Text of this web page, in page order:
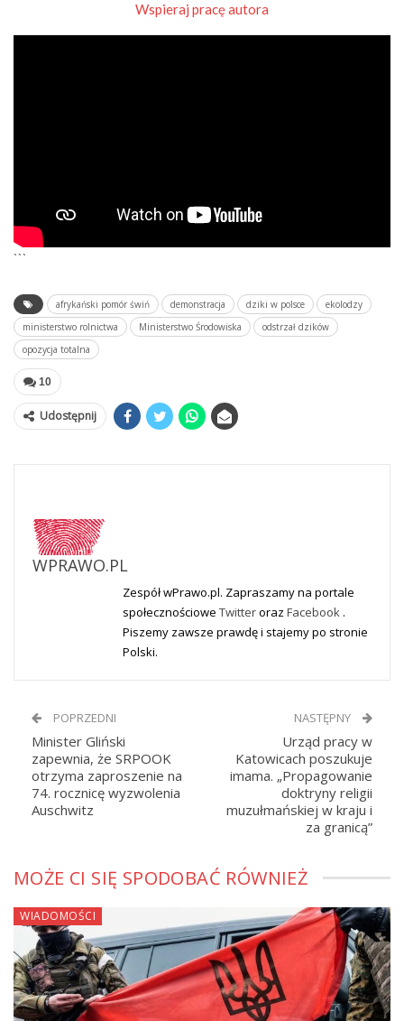
Wspieraj pracę autora
```
afrykański pomór świń demonstracja dziki w polsce
ekolodzy
ministerstwo rolnictwa
Ministerstwo Środowiska
odstrzał dzików
opozycja totalna
10
Udostępnij
WPRAWO.PL
Zespół wPrawo.pl. Zapraszamy na portale
społecznościowe Twitteroraz Facebook .
Piszemy zawsze prawdę i stajemy po stronie
Polski.
POPRZEDNI
Minister Gliński
zapewnia, że SRPOOK
otrzyma zaproszenie na
74. rocznicę wyzwolenia
Auschwitz
NASTĘPNY
Urząd pracy w
Katowicach poszukuje
imama. „Propagowanie
doktryny religii
muzułmańskiej w kraju i
za granicą”
MOŻE CI SIĘ SPODOBAĆ RÓWNIEŻ
WIADOMOŚCI